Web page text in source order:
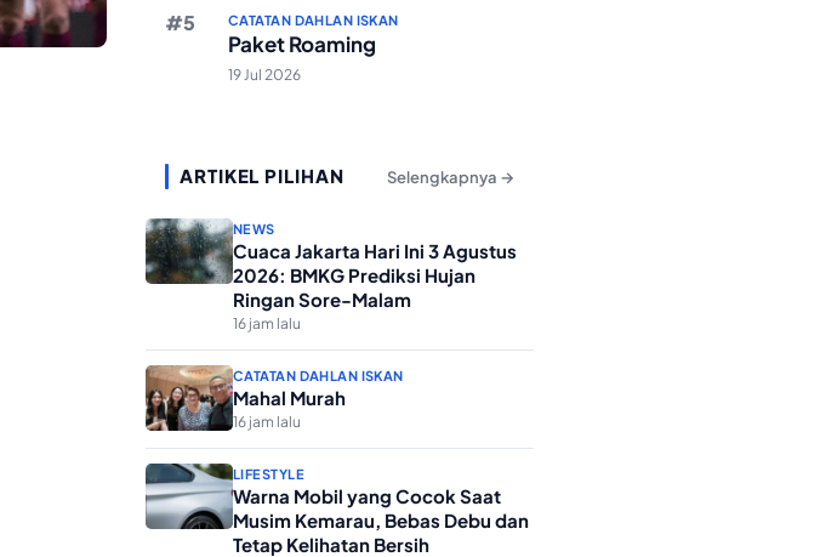
CATATAN DAHLAN ISKAN
Paket Roaming
19 Jul 2026
ARTIKEL PILIHAN Selengkapnya →
NEWS
Cuaca Jakarta Hari Ini 3 Agustus
2026: BMKG Prediksi Hujan
Ringan Sore-Malam
16 jam lalu
CATATAN DAHLAN ISKAN
Mahal Murah
16 jam lalu
LIFESTYLE
Warna Mobil yang Cocok Saat
Musim Kemarau, Bebas Debu dan
Tetap Kelihatan Bersih